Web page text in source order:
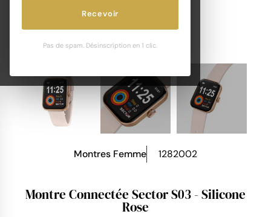
Recevoir
Pas de spam. Désinscription en 1 clic.
Montres Femme 1282002
Montre Connectée Sector S03 - Silicone
Rose